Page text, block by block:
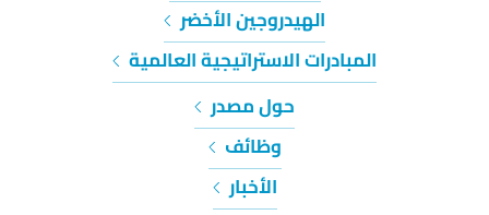
الهيدروجين الأخضر
المبادرات الاستراتيجية العالمية
حول مصدر
وظائف
الأخبار